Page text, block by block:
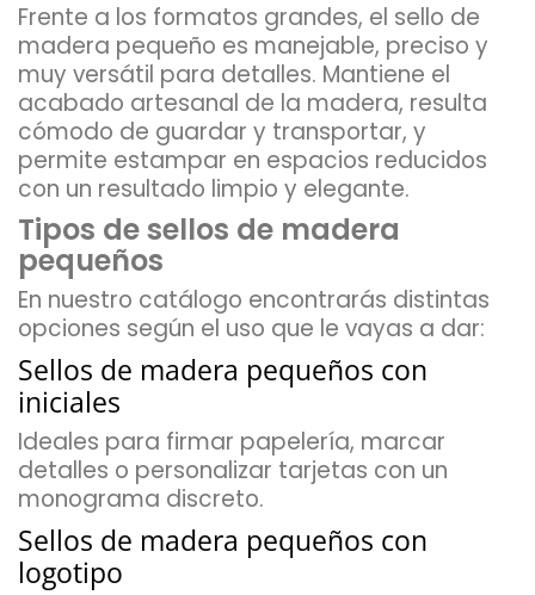
Frente a los formatos grandes, el sello de
madera pequeño es manejable, preciso y
muy versátil para detalles. Mantiene el
acabado artesanal de la madera, resulta
cómodo de guardar y transportar, y
permite estampar en espacios reducidos
con un resultado limpio y elegante.
Tipos de sellos de madera
pequeños
En nuestro catálogo encontrarás distintas
opciones según el uso que le vayas a dar:
Sellos de madera pequeños con
iniciales
Ideales para firmar papelería, marcar
detalles o personalizar tarjetas con un
monograma discreto.
Sellos de madera pequeños con
logotipo